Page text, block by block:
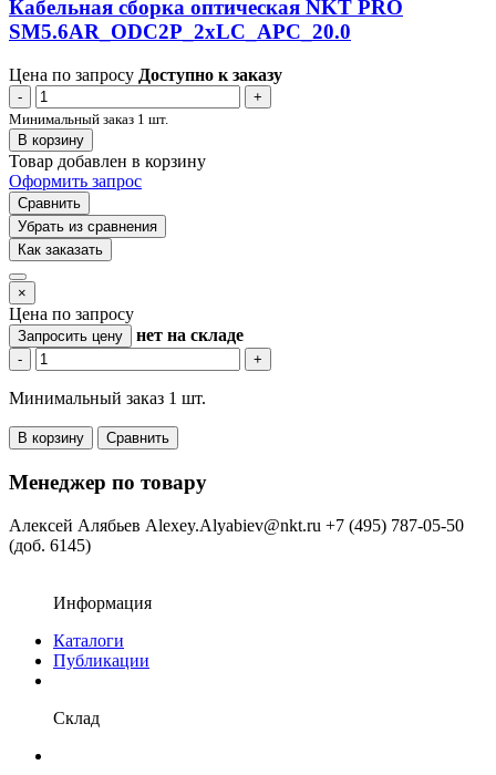
Кабельная сборка оптическая NKT PRO
SM5.6AR_ODC2P_2xLC_APC_20.0
Цена по запросу Доступно к заказу
-
+
Минимальный заказ 1 шт.
В корзину
Товар добавлен в корзину
Оформить запрос
Сравнить
Убрать из сравнения
Как заказать
×
Цена по запросу
Запросить цену нет на складе
- +
Минимальный заказ 1 шт.
В корзину Сравнить
Менеджер по товару
Алексей Алябьев Alexey.Alyabiev@nkt.ru +7 (495) 787-05-50
(доб. 6145)
Информация
Каталоги
Публикации
Склад